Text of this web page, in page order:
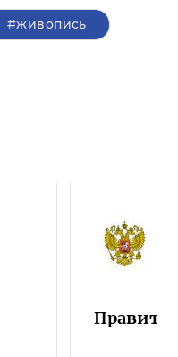
#живопись